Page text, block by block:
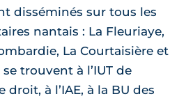
disséminés sur tous les
nantais : La Fleuriaye,
La Courtaisière et
se trouvent à l’IUT de
droit, à l’IAE, à la BU des